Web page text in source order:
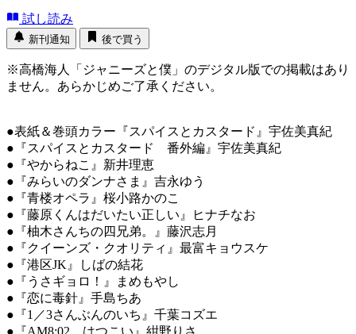
試し読み
新刊通知 後で買う
※高橋海人「ジャニーズと僕」のデジタル版での掲載はあり
ません。あらかじめご了承ください。
●表紙＆巻頭カラー『スパイスとカスタード』宇佐美真紀
●『スパイスとカスタード 番外編』宇佐美真紀
●『やからねこ』新井理恵
●『みらいのダンナさま』吉永ゆう
●『青楼オペラ』桜小路かのこ
●『藤原くんはだいたい正しい』ヒナチなお
●『柚木さんちの四兄弟。』藤沢志月
●『クイーンズ・クオリティ』最富キョウスケ
●『港区JK』しばの結花
●『うさギョロ！』まめもやし
●『恋に毒針』手島ちあ
●『1／3さんぶんのいち』千葉コズエ
●『AM8:02、はつこい』紺野りさ